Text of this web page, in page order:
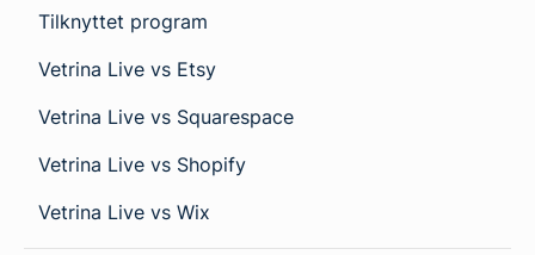
Tilknyttet program
Vetrina Live vs Etsy
Vetrina Live vs Squarespace
Vetrina Live vs Shopify
Vetrina Live vs Wix